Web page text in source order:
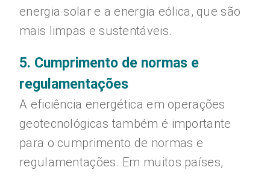
energia solar e a energia eólica, que são
mais limpas e sustentáveis.
5. Cumprimento de normas e
regulamentações
A eficiência energética em operações
geotecnológicas também é importante
para o cumprimento de normas e
regulamentações. Em muitos países,